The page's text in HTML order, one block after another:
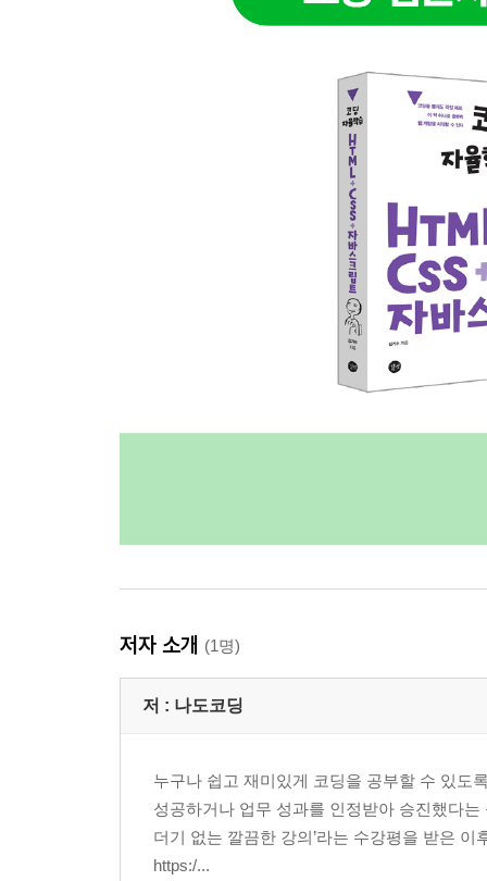
저자 소개 (1명)
저 : 나도코딩
누구나 쉽고 재미있게 코딩을 공부할 수 있도
성공하거나 업무 성과를 인정받아 승진했다는
더기 없는 깔끔한 강의’라는 수강평을 받은
https:/...